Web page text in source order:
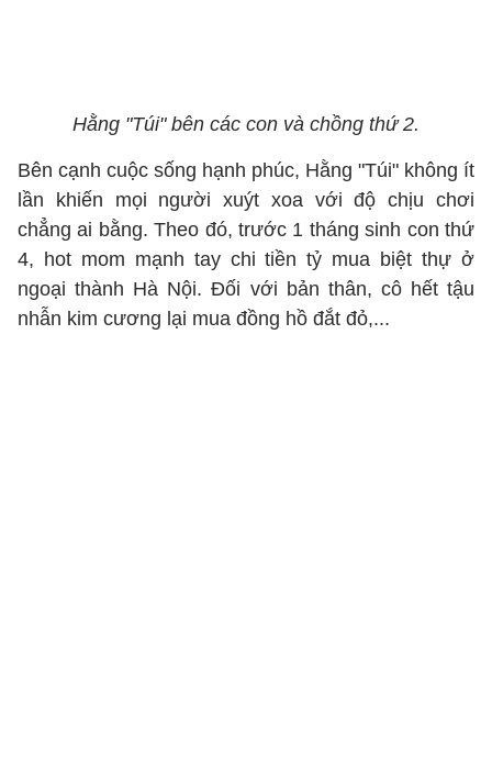
Hằng "Túi" bên các con và chồng thứ 2.
Bên cạnh cuộc sống hạnh phúc, Hằng "Túi" không ít
lần khiến mọi người xuýt xoa với độ chịu chơi
chẳng ai bằng. Theo đó, trước 1 tháng sinh con thứ
4, hot mom mạnh tay chi tiền tỷ mua biệt thự ở
ngoại thành Hà Nội. Đối với bản thân, cô hết tậu
nhẫn kim cương lại mua đồng hồ đắt đỏ,...